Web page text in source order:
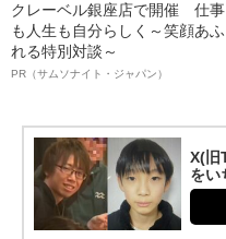
クレーベル銀座店で開催 仕事
も人生も自分らしく～笑顔あふ
れる特別対談～
PR（サムソナイト・ジャパン）
X(旧
をい